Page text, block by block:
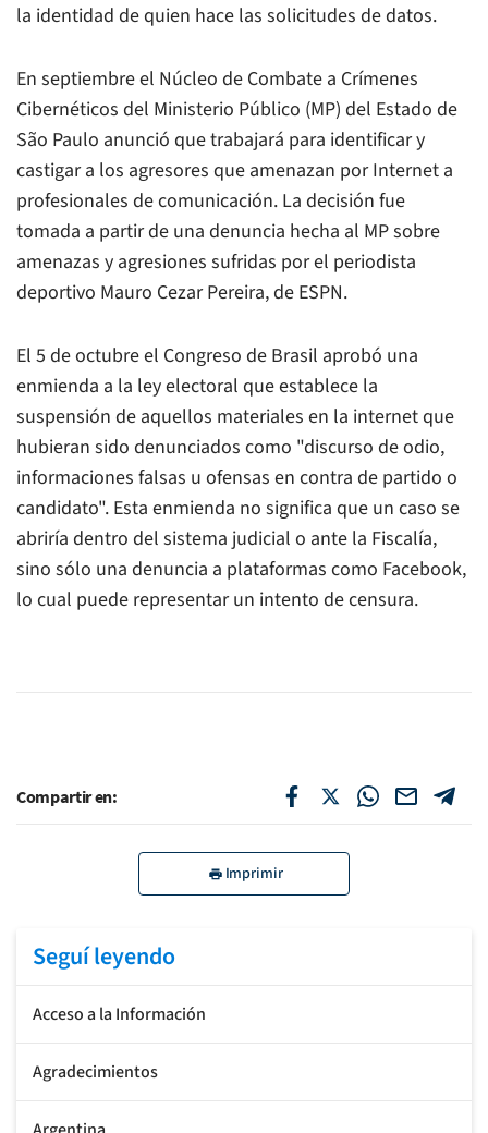
la identidad de quien hace las solicitudes de datos.
En septiembre el Núcleo de Combate a Crímenes
Cibernéticos del Ministerio Público (MP) del Estado de
São Paulo anunció que trabajará para identificar y
castigar a los agresores que amenazan por Internet a
profesionales de comunicación. La decisión fue
tomada a partir de una denuncia hecha al MP sobre
amenazas y agresiones sufridas por el periodista
deportivo Mauro Cezar Pereira, de ESPN.
El 5 de octubre el Congreso de Brasil aprobó una
enmienda a la ley electoral que establece la
suspensión de aquellos materiales en la internet que
hubieran sido denunciados como "discurso de odio,
informaciones falsas u ofensas en contra de partido o
candidato". Esta enmienda no significa que un caso se
abriría dentro del sistema judicial o ante la Fiscalía,
sino sólo una denuncia a plataformas como Facebook,
lo cual puede representar un intento de censura.
Compartir en:
Imprimir
Seguí leyendo
Acceso a la Información
Agradecimientos